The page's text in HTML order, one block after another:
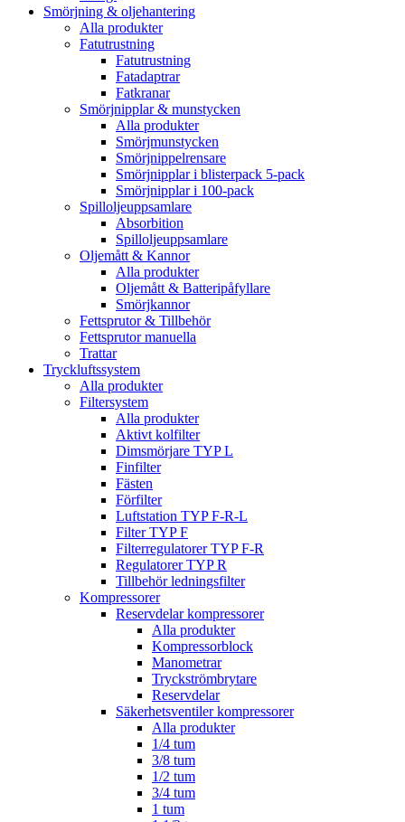
Smörjning & oljehantering
Alla produkter
Fatutrustning
Fatutrustning
Fatadaptrar
Fatkranar
Smörjnipplar & munstycken
Alla produkter
Smörjmunstycken
Smörjnippelrensare
Smörjnipplar i blisterpack 5-pack
Smörjnipplar i 100-pack
Spilloljeuppsamlare
Absorbition
Spilloljeuppsamlare
Oljemått & Kannor
Alla produkter
Oljemått & Batteripåfyllare
Smörjkannor
Fettsprutor & Tillbehör
Fettsprutor manuella
Trattar
Tryckluftssystem
Alla produkter
Filtersystem
Alla produkter
Aktivt kolfilter
Dimsmörjare TYP L
Finfilter
Fästen
Förfilter
Luftstation TYP F-R-L
Filter TYP F
Filterregulatorer TYP F-R
Regulatorer TYP R
Tillbehör ledningsfilter
Kompressorer
Reservdelar kompressorer
Alla produkter
Kompressorblock
Manometrar
Tryckströmbrytare
Reservdelar
Säkerhetsventiler kompressorer
Alla produkter
1/4 tum
3/8 tum
1/2 tum
3/4 tum
1 tum